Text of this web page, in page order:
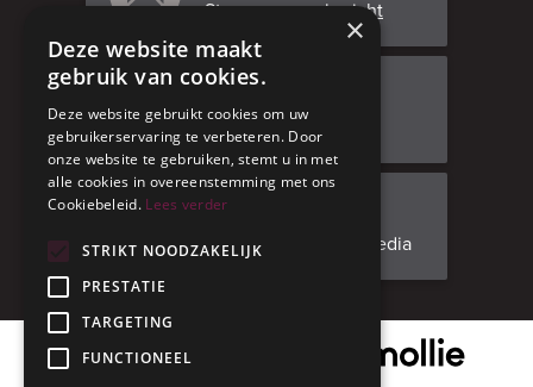
Stuur ons een bericht
Adresgegevens
Facebook
Volg ons op social media
Onze veilige betaalpartner
×
Deze website maakt
gebruik van cookies.
Deze website gebruikt cookies om uw
gebruikerservaring te verbeteren. Door
onze website te gebruiken, stemt u in met
alle cookies in overeenstemming met ons
Cookiebeleid. Lees verder
STRIKT NOODZAKELIJK
PRESTATIE
TARGETING
FUNCTIONEEL